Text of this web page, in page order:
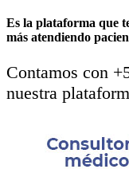
Es la plataforma que
más atendiendo
Contamos con
nuestra